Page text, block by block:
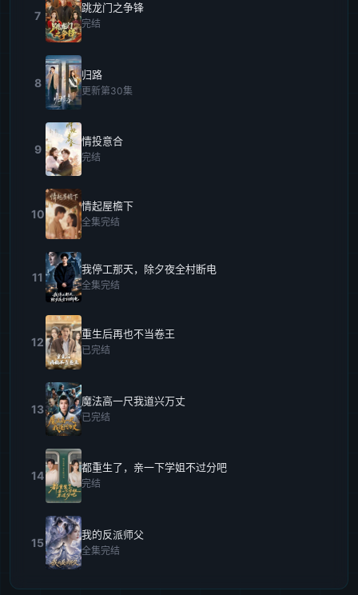
7
跳龙门之争锋
完结
8
归路
更新第30集
9
情投意合
完结
10
情起屋檐下
全集完结
11
我停工那天，除夕夜全村断电
全集完结
12
重生后再也不当卷王
已完结
13
魔法高一尺我道兴万丈
已完结
14
都重生了，亲一下学姐不过分吧
完结
15
我的反派师父
全集完结